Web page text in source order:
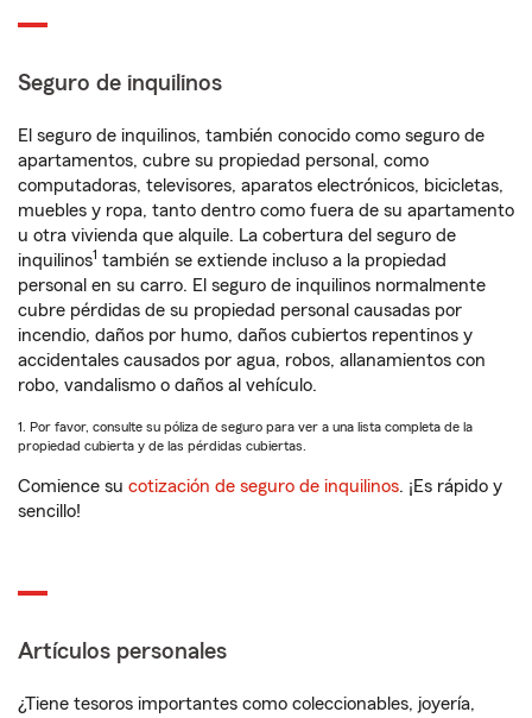
Seguro de inquilinos
El seguro de inquilinos, también conocido como seguro de
apartamentos, cubre su propiedad personal, como
computadoras, televisores, aparatos electrónicos, bicicletas,
muebles y ropa, tanto dentro como fuera de su apartamento
u otra vivienda que alquile. La cobertura del seguro de
inquilinos1 también se extiende incluso a la propiedad
personal en su carro. El seguro de inquilinos normalmente
cubre pérdidas de su propiedad personal causadas por
incendio, daños por humo, daños cubiertos repentinos y
accidentales causados por agua, robos, allanamientos con
robo, vandalismo o daños al vehículo.
1. Por favor, consulte su póliza de seguro para ver a una lista completa de la
propiedad cubierta y de las pérdidas cubiertas.
Comience su cotización de seguro de inquilinos. ¡Es rápido y
sencillo!
Artículos personales
¿Tiene tesoros importantes como coleccionables, joyería,